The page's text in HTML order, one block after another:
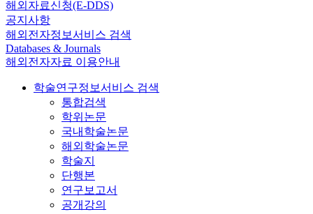
해외자료신청(E-DDS)
공지사항
해외전자정보서비스 검색
Databases & Journals
해외전자자료 이용안내
학술연구정보서비스 검색
통합검색
학위논문
국내학술논문
해외학술논문
학술지
단행본
연구보고서
공개강의